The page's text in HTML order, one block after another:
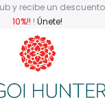
y recibe un
10%!! !Únete!